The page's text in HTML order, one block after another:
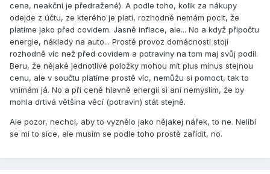
cena, neakční je předražené). A podle toho, kolik za nákupy
odejde z účtu, ze kterého je platí, rozhodně nemám pocit, že
platíme jako před covidem. Jasně inflace, ale... No a když připočtu
energie, náklady na auto... Prostě provoz domácnosti stojí
rozhodně víc než před covidem a potraviny na tom maj svůj podíl.
Beru, že nějaké jednotlivé položky mohou mít plus mínus stejnou
cenu, ale v součtu platíme prostě víc, nemůžu si pomoct, tak to
vnímám já. No a při ceně hlavně energií si ani nemyslím, že by
mohla drtivá většina věcí (potravin) stát stejně.
Ale pozor, nechci, aby to vyznělo jako nějakej nářek, to ne. Nelíbí
se mi to sice, ale musím se podle toho prostě zařídit, no.